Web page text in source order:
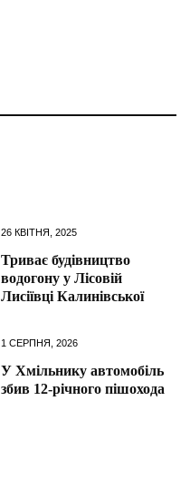
26 КВІТНЯ, 2025
Триває будівництво
водогону у Лісовій
Лисіївці Калинівської
1 СЕРПНЯ, 2026
У Хмільнику автомобіль
збив 12-річного пішохода